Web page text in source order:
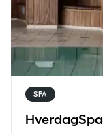
SPA
HverdagSpa